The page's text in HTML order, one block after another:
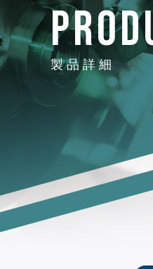
製品詳細